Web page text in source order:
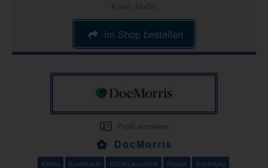
& inkl. MwSt.
im Shop bestellen
Profil einsehen
DocMorris
Klarna Kreditkarte SEPA/Lastschrift Paypal Rechnung